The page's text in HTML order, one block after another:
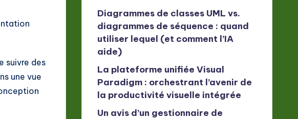
suivre des
une vue
Diagrammes de classes UML vs.
diagrammes de séquence : quand
utiliser lequel (et comment l’IA
aide)
La plateforme unifiée Visual
Paradigm : orchestrant l’avenir de
la productivité visuelle intégrée
Un avis d’un gestionnaire de